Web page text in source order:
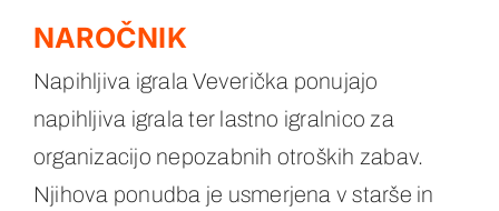
NAROČNIK
Napihljiva igrala Veverička ponujajo
napihljiva igrala ter lastno igralnico za
organizacijo nepozabnih otroških zabav.
Njihova ponudba je usmerjena v starše in